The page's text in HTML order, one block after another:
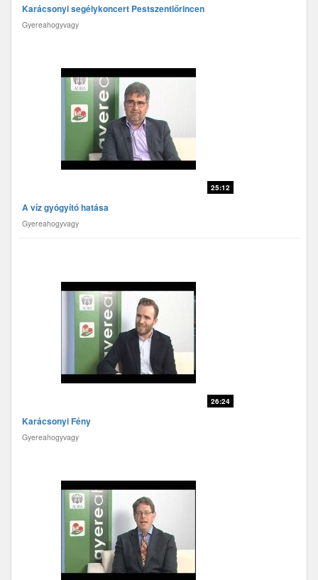
Karácsonyi segélykoncert Pestszentlőrincen
Gyereahogyvagy
25:12
A víz gyógyító hatása
Gyereahogyvagy
26:24
Karácsonyi Fény
Gyereahogyvagy